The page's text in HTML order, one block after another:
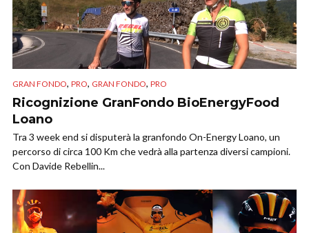
GRAN FONDO, PRO, GRAN FONDO, PRO
Ricognizione GranFondo BioEnergyFood
Loano
Tra 3 week end si disputerà la granfondo On-Energy Loano, un
percorso di circa 100 Km che vedrà alla partenza diversi campioni.
Con Davide Rebellin...